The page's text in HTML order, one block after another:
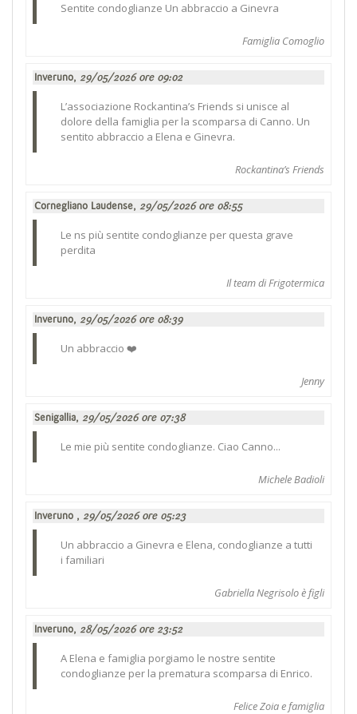
Sentite condoglianze Un abbraccio a Ginevra
Famiglia Comoglio
Inveruno, 29/05/2026 ore 09:02
L’associazione Rockantina’s Friends si unisce al
dolore della famiglia per la scomparsa di Canno. Un
sentito abbraccio a Elena e Ginevra.
Rockantina’s Friends
Cornegliano Laudense, 29/05/2026 ore 08:55
Le ns più sentite condoglianze per questa grave
perdita
Il team di Frigotermica
Inveruno, 29/05/2026 ore 08:39
Un abbraccio ❤️
Jenny
Senigallia, 29/05/2026 ore 07:38
Le mie più sentite condoglianze. Ciao Canno...
Michele Badioli
Inveruno , 29/05/2026 ore 05:23
Un abbraccio a Ginevra e Elena, condoglianze a tutti
i familiari
Gabriella Negrisolo è figli
Inveruno, 28/05/2026 ore 23:52
A Elena e famiglia porgiamo le nostre sentite
condoglianze per la prematura scomparsa di Enrico.
Felice Zoia e famiglia